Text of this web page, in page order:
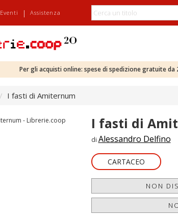
Eventi | Assistenza
Per gli acquisti online: spese di spedizione gratuite
I fasti di Amiternum
I fasti di
di Alessandro Delfino
CARTACEO
NON